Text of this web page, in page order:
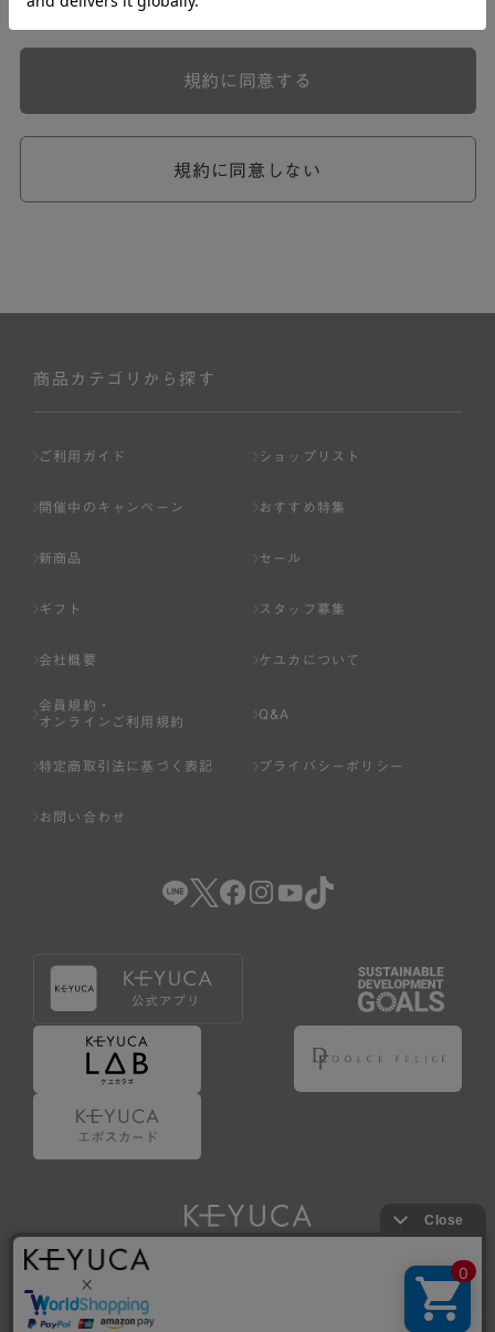
弊社が一連のサービスを提供するにあたり、本規約のほ
ら個別規定はその名称のいかんに関わらず、本規約の一部
めが優先されるものとします。
ません。
ページへの入力、または弊社が別途指定する方法に従って
基づき判断した場合は、弊社は、その登録を取り消すこと
のいずれかの事由に該当する場合は、その登録を拒否し、
または事前に通知することなく一旦なされた登録を取り消
いる場合。
（5） その他、本規約または個別規定に違反した場合。
4.会員登録が取り消された場合においても、当該会員は、
弊社とのお取引等により既に発生した支払義務等の取引上
の義務および本規約上の義務の履行責任を免れないものと
します。
5.仮登録とは、ケユカが提供するアプリ等でサービスを利
用するための簡易的な会員登録（以下「仮登録」といいま
6.仮登録をすることで、第9条のポイント付与を受けるこ
とができます。
7.仮登録状態はポイントの利用は行えず、第3条1項の通り
に登録完了することでポイント利用が行えるようになりま
す。
規約に同意しない
規約に同意する
商品カテゴリから探す
ご利用ガイド ショップリスト
開催中のキャンペーン おすすめ特集
新商品 セール
ギフト スタッフ募集
会社概要 ケユカについて
会員規約・
オンラインご利用規約
Q&A
特定商取引法に基づく表記 プライバシーポリシー
お問い合わせ
Copyright © KAWAJUN Co., Ltd. All Rights Reserved.